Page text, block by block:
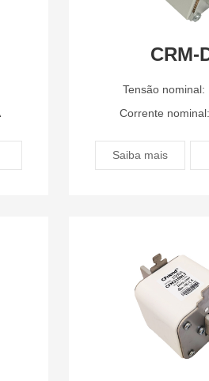
CRM-
Tensão nominal:
Corrente
Saiba mais